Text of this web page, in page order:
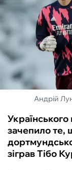
ФУТЗАЛ
БУКМЕКЕРИ
Андрій
зачепило те,
зіграв Тібо